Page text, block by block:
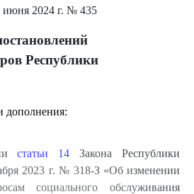
июня 2024 г. № 435
Республики
дополнения:
статьи 14 Закона Республики
2023 г. № 318-З «Об изменении
социального обслуживания